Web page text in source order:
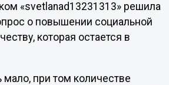
«svetlanad13231313» решила
о повышении социальной
которая остается в
мало, при том количестве